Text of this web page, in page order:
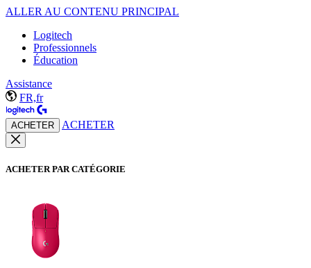
ALLER AU CONTENU PRINCIPAL
Logitech
Professionnels
Éducation
Assistance
FR,fr
ACHETER ACHETER
ACHETER PAR CATÉGORIE